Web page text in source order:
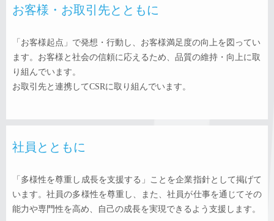
お客様・お取引先とともに
「お客様起点」で発想・行動し、お客様満足度の向上を図ってい
ます。お客様と社会の信頼に応えるため、品質の維持・向上に取
り組んでいます。
お取引先と連携してCSRに取り組んでいます。
社員とともに
「多様性を尊重し成長を支援する」ことを企業指針として掲げて
います。社員の多様性を尊重し、また、社員が仕事を通じてその
能力や専門性を高め、自己の成長を実現できるよう支援します。